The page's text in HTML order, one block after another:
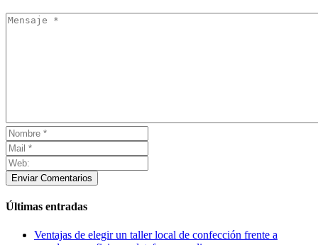
Enviar Comentarios
Últimas entradas
Ventajas de elegir un taller local de confección frente a